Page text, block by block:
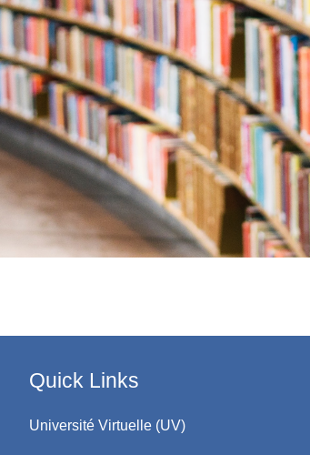
Quick Links
Université Virtuelle (UV)